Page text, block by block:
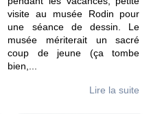
visite au musée Rodin pour
une séance de dessin. Le
musée mériterait un sacré
coup de jeune (ça tombe
bien,
Lire la suite